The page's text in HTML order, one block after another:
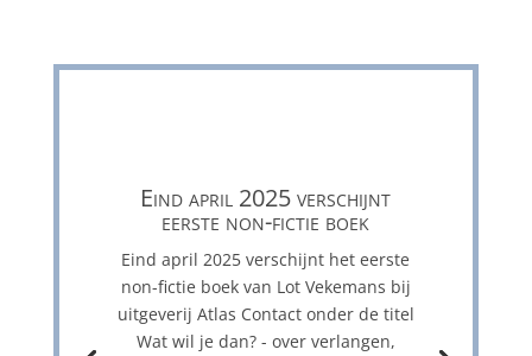
Eind april 2025 verschijnt
eerste non-fictie boek
Eind april 2025 verschijnt het eerste
non-fictie boek van Lot Vekemans bij
uitgeverij Atlas Contact onder de titel
Wat wil je dan? - over verlangen,